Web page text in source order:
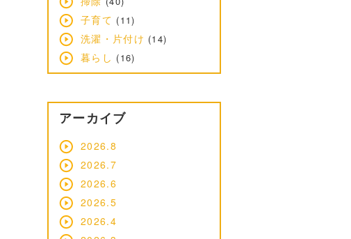
子育て (11)
洗濯・片付け (14)
暮らし (16)
アーカイブ
2026.8
2026.7
2026.6
2026.5
2026.4